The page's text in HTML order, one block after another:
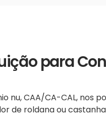
para
nu, CAA/CA-CAL, nos
de roldana ou